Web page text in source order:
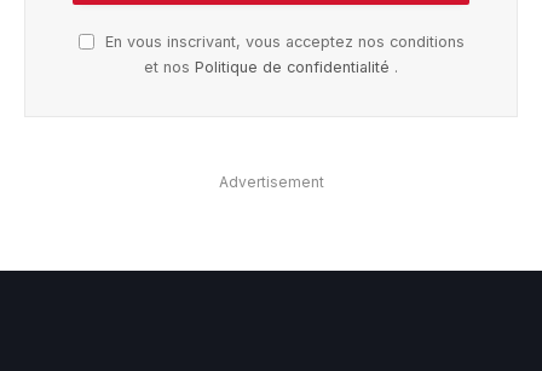
En vous inscrivant, vous acceptez nos conditions
et nos Politique de confidentialité .
Advertisement